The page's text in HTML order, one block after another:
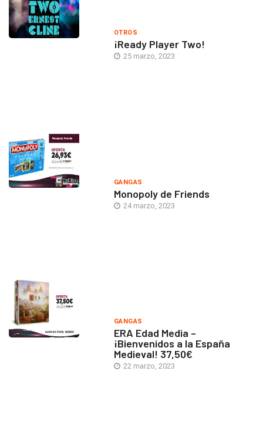
OTROS
¡Ready Player Two!
25 marzo, 2023
GANGAS
Monopoly de Friends
24 marzo, 2023
GANGAS
ERA Edad Media –
¡Bienvenidos a la España
Medieval! 37,50€
22 marzo, 2023